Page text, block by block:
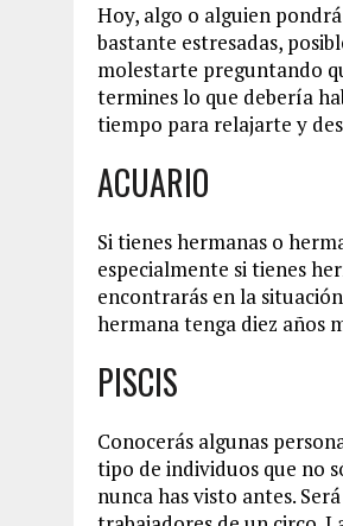
Hoy, algo o alguien
bastante estresadas,
molestarte preguntando
termines lo que debería
tiempo para relajarte y
ACUARIO
Si tienes hermanas o
especialmente si tienes
encontrarás en la
hermana tenga diez años
PISCIS
Conocerás algunas
tipo de individuos que no
nunca has visto antes.